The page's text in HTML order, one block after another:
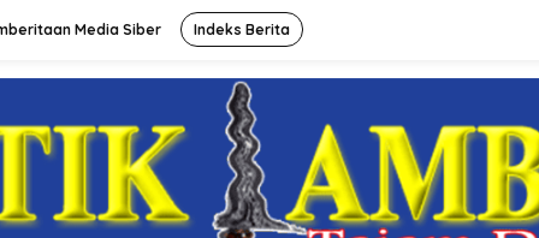
Media Siber Indeks Berita